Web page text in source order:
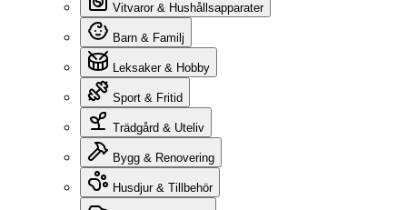
Vitvaror & Hushållsapparater
Barn & Familj
Leksaker & Hobby
Sport & Fritid
Trädgård & Uteliv
Bygg & Renovering
Husdjur & Tillbehör